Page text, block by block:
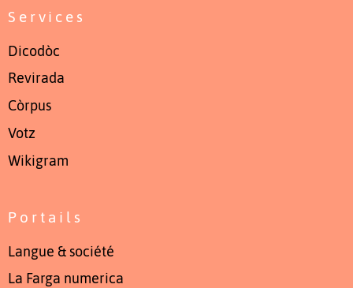
Services
Dicodòc
Revirada
Còrpus
Votz
Wikigram
Portails
Langue & société
La Farga numerica